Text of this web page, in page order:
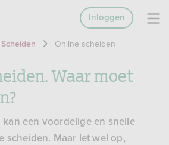
Inloggen
Scheiden Online scheiden
Waar moet
kan een voordelige en snelle
scheiden. Maar let wel op,